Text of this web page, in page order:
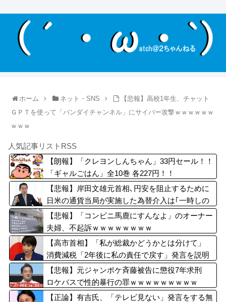
ホーム ネット・SNS
【悲報】高校1年生、チャット
ＧＰＴを使って「バンダイチャンネル」にサイバー攻撃ｗｗｗｗｗｗ
ｗｗｗ
人気記事リストRSS
【朗報】「クレヨンしんちゃん」33円セール！！
「ギャルごはん」全10巻 各227円！！
【悲報】岸田文雄元首相､円安を阻止するために
日米の通貨当局が実施した為替介入は｢一時しの
ぎに過ぎない｣との認識を示す
【悲報】「コンビニ馬鹿にすんなよ」のオーナー
夫婦、不起訴ｗｗｗｗｗｗｗｗ
【高市首相】「私が総裁かどうかとは分けて」
消費減税「2年後に私の責任で戻す」発言を説明
【悲報】元ジャンポケ斉藤被告に懲役7年求刑
ロケバスで性的暴行の罪ｗｗｗｗｗｗｗｗｗ
【正論】有吉氏、「テレビ見ない」発言をする無